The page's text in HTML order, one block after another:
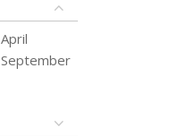
April
September